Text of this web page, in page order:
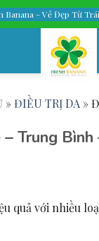
Banana - Vẻ Đẹp Từ
»ĐIỀU TRỊ DA »
Trung
quả với nhiều